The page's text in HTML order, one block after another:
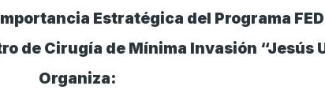
Estratégica del Programa
de Cirugía de Mínima Invasión “Jesús
Organiza: